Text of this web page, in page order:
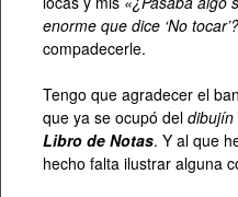
enorme que dice ‘No
compadecerle.
Tengo que agradecer el
que ya se ocupó del dibujín
Libro de Notas. Y al que
hecho falta ilustrar alguna